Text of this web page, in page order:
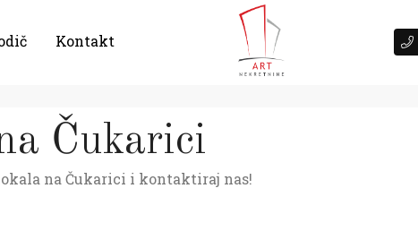
Kontakt
Čukarici
na Čukarici i kontaktiraj nas!